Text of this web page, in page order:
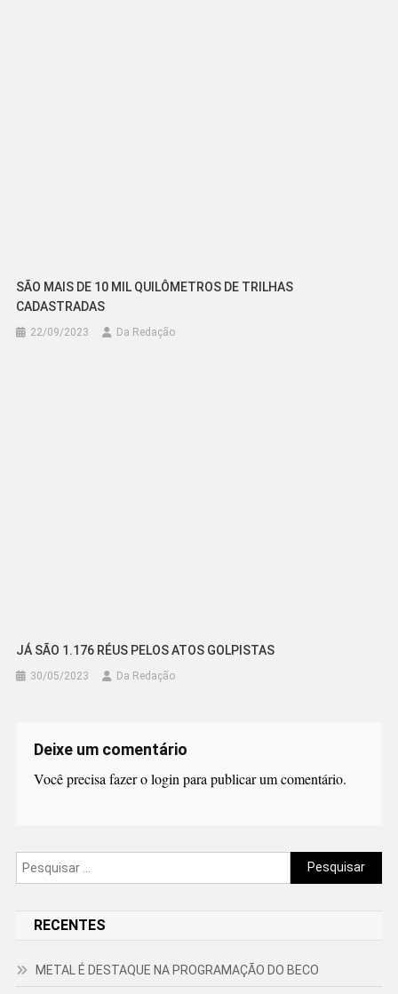
SÃO MAIS DE 10 MIL QUILÔMETROS DE TRILHAS
CADASTRADAS
22/09/2023 Da Redação
JÁ SÃO 1.176 RÉUS PELOS ATOS GOLPISTAS
30/05/2023 Da Redação
Deixe um comentário
Você precisa fazer ologin para publicar um comentário.
Pesquisar
por:
RECENTES
METAL É DESTAQUE NA PROGRAMAÇÃO DO BECO